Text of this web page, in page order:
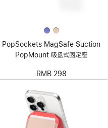
PopSockets MagSafe Suction
PopMount 吸盘式固定座
RMB 298